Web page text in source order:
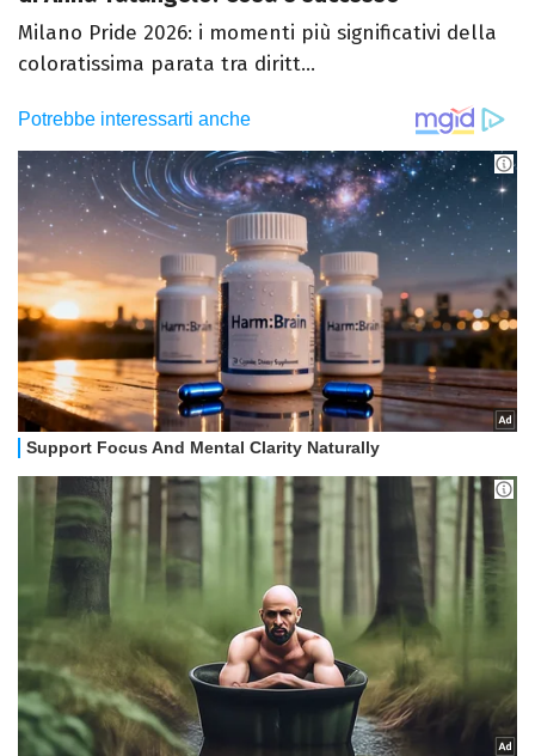
Milano Pride 2026: i momenti più significativi della
coloratissima parata tra diritt...